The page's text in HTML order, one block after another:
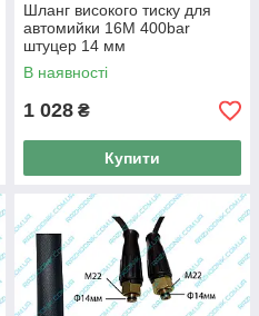
Шланг високого тиску для
автомийки 16М 400bar
штуцер 14 мм
(Універсальний)
В наявності
1 028 ₴
Купити